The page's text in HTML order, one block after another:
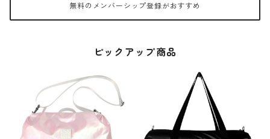
無料のメンバーシップ登録がおすすめ
ピックアップ商品